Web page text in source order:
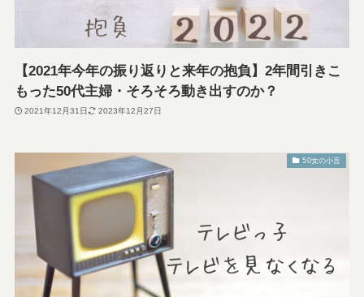
【2021年今年の振り返りと来年の抱負】2年間引きこ
もった50代主婦・そろそろ動き出すのか？
2021年12月31日 2023年12月27日
50女の小言